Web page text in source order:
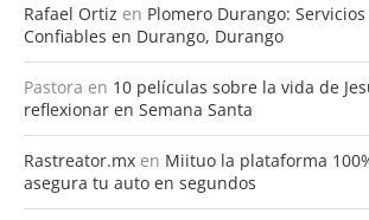
Rafael Ortiz en Plomero Durango:
Confiables en Durango, Durango
Pastora en 10 películas sobre la vida de
reflexionar en Semana Santa
Rastreator.mx en Miituo la plataforma
asegura tu auto en segundos